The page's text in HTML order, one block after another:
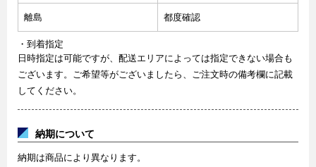
離島 都度確認
・到着指定
日時指定は可能ですが、配送エリアによっては指定できない場合も
ございます。ご希望等がございましたら、ご注文時の備考欄に記載
してください。
納期について
納期は商品により異なります。